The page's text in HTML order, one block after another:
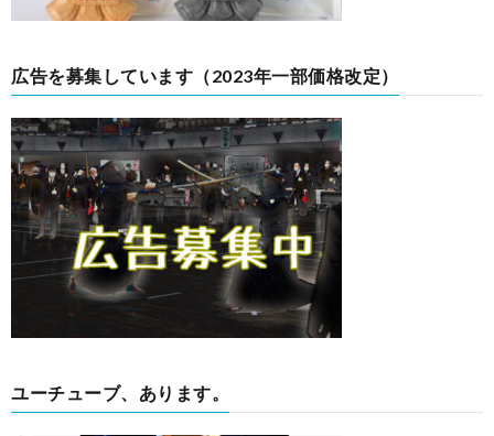
広告を募集しています（2023年一部価格改定）
ユーチューブ、あります。